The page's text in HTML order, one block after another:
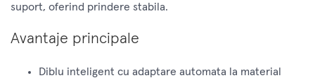
suport, oferind prindere stabila.
Avantaje principale
Diblu inteligent cu adaptare automata la material